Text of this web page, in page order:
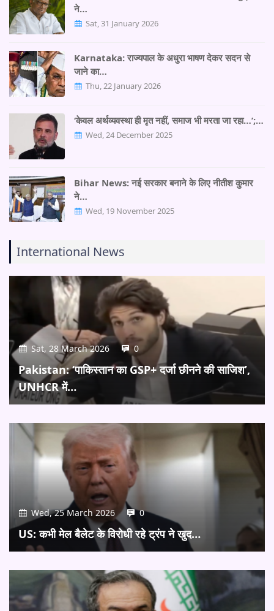
ने…
Sat, 31 January 2026
Karnataka: राज्यपाल के अधुरा भाषण देकर सदन से
जाने का…
Thu, 22 January 2026
‘केवल अर्थव्यवस्था ही मृत नहीं, समाज भी मरता जा रहा…’;…
Wed, 24 December 2025
Bihar News: नई सरकार बनाने के लिए नीतीश कुमार
ने…
Wed, 19 November 2025
International News
Sat, 28 March 2026 0
Pakistan: ‘पाकिस्तान का GSP+ दर्जा छीनने की साजिश’,
UNHCR में…
Wed, 25 March 2026 0
US: कभी मेल बैलेट के विरोधी रहे ट्रंप ने खुद…